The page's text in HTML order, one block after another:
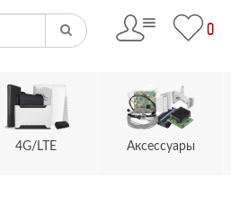
0
4G/LTE Аксессуары